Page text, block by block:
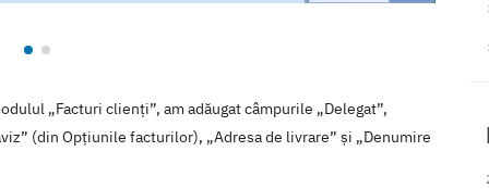
„Facturi clienți”, am adăugat câmpurile „Delegat”,
(din Opțiunile facturilor), „Adresa de livrare” și „Denumire